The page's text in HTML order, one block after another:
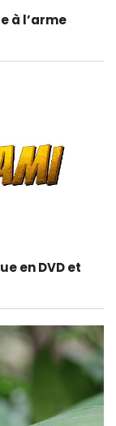
à l’arme
en DVD et